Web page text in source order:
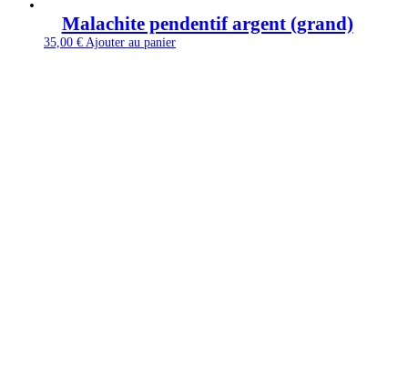
Malachite pendentif argent (grand)
35,00 € Ajouter au panier